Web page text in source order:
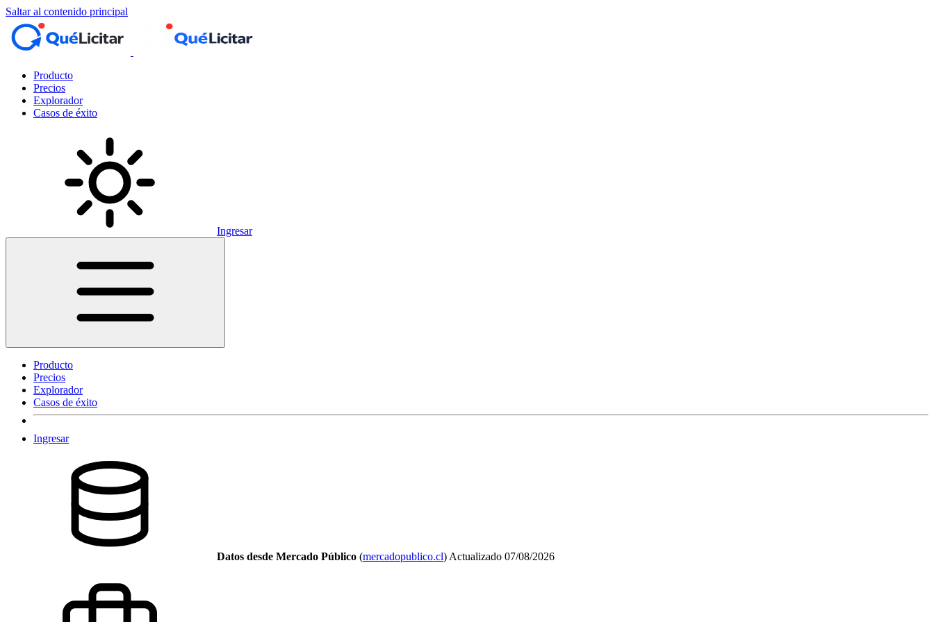
Saltar al contenido principal
Producto
Precios
Explorador
Casos de éxito
Ingresar
Producto
Precios
Explorador
Casos de éxito
Ingresar
Datos desde Mercado Público (mercadopublico.cl) Actualizado 07/08/2026